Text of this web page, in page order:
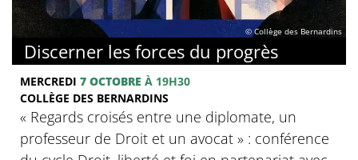
© Collège des Bernardins
Discerner les forces du progrès
MERCREDI 7 OCTOBRE À 19H30
COLLÈGE DES BERNARDINS
‍« Regards croisés entre une diplomate, un
professeur de Droit et un avocat » : conférence